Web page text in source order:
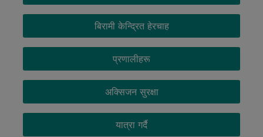
बिरामी केन्द्रित हेरचाह
प्रणालीहरू
अक्सिजन सुरक्षा
यात्रा गर्दै